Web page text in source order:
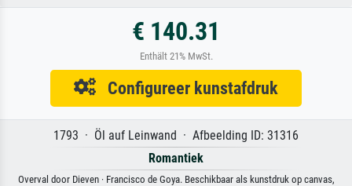
€ 140.31
Enthält 21% MwSt.
Configureer kunstafdruk
1793 · Öl auf Leinwand · Afbeelding ID: 31316
Romantiek
Overval door Dieven · Francisco de Goya. Beschikbaar als kunstdruk op canvas,